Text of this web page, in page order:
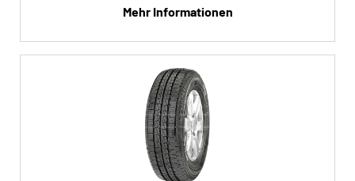
Mehr Informationen